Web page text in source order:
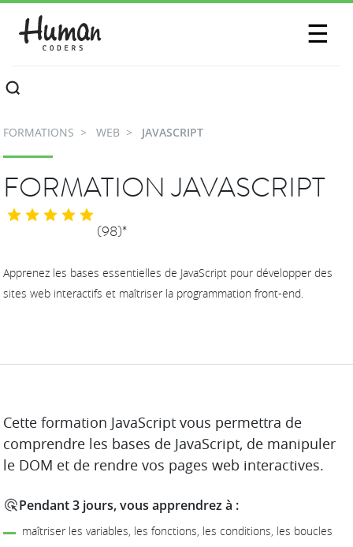
☰
CONTACTEZ-NOUS
FORMATIONS WEB JAVASCRIPT
FORMATION JAVASCRIPT
(98)*
Apprenez les bases essentielles de JavaScript pour développer des
sites web interactifs et maîtriser la programmation front-end.
DESCRIPTION
Cette formation JavaScript vous permettra de
comprendre les bases de JavaScript, de manipuler
le DOM et de rendre vos pages web interactives.
Pendant 3 jours, vous apprendrez à :
maîtriser les variables, les fonctions, les conditions, les boucles